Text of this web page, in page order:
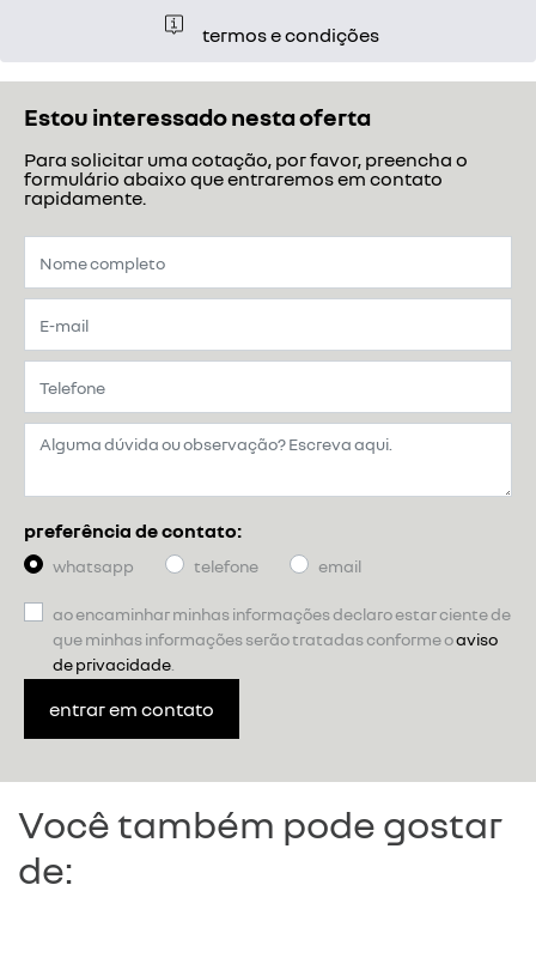
termos e condições
Estou interessado nesta oferta
Para solicitar uma cotação, por favor, preencha o
formulário abaixo que entraremos em contato
rapidamente.
preferência de contato:
whatsapp telefone email
ao encaminhar minhas informações declaro estar ciente de
que minhas informações serão tratadas conforme oaviso
de privacidade
entrar em contato
Você também pode gostar
de: